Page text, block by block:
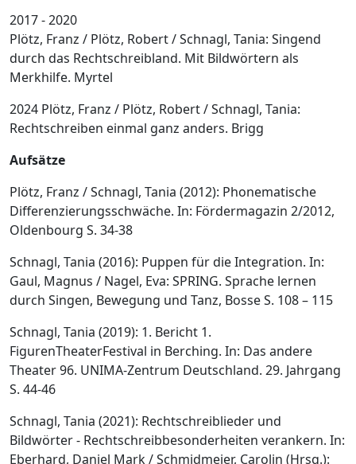
2017 - 2020
Plötz, Franz / Plötz, Robert / Schnagl, Tania: Singend
durch das Rechtschreibland. Mit Bildwörtern als
Merkhilfe. Myrtel
2024 Plötz, Franz / Plötz, Robert / Schnagl, Tania:
Rechtschreiben einmal ganz anders. Brigg
Aufsätze
Plötz, Franz / Schnagl, Tania (2012): Phonematische
Differenzierungsschwäche. In: Fördermagazin 2/2012,
Oldenbourg S. 34-38
Schnagl, Tania (2016): Puppen für die Integration. In:
Gaul, Magnus / Nagel, Eva: SPRING. Sprache lernen
durch Singen, Bewegung und Tanz, Bosse S. 108 – 115
Schnagl, Tania (2019): 1. Bericht 1.
FigurenTheaterFestival in Berching. In: Das andere
Theater 96. UNIMA-Zentrum Deutschland. 29. Jahrgang
S. 44-46
Schnagl, Tania (2021): Rechtschreiblieder und
Bildwörter - Rechtschreibbesonderheiten verankern. In:
Eberhard, Daniel Mark / Schmidmeier, Carolin (Hrsg.):